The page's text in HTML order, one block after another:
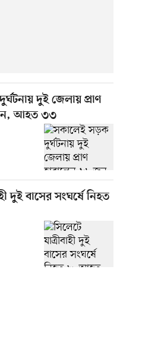
দুই জেলায় প্রাণ
আহত ৩৩
দুই বাসের সংঘর্ষে নিহত